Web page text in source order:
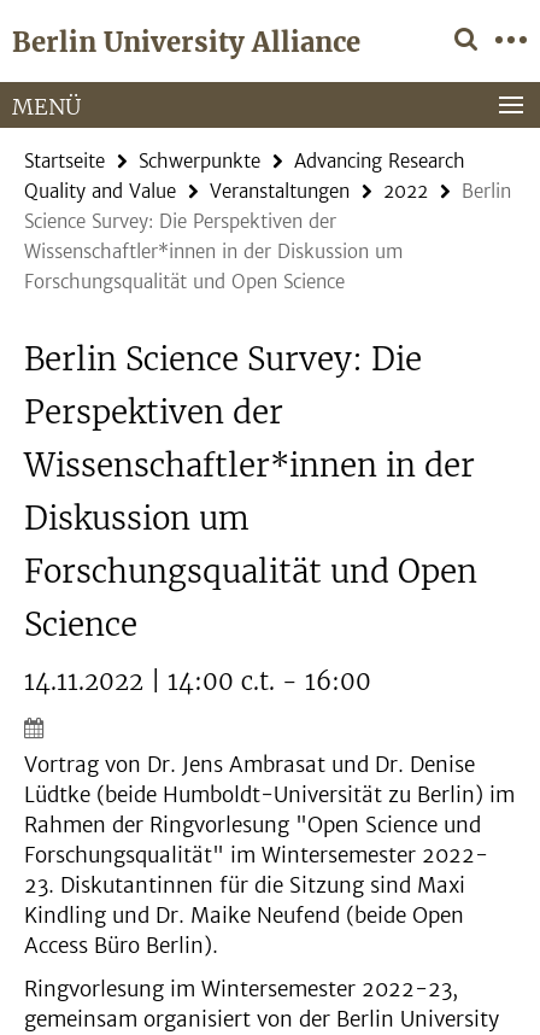
direkt
Inhalt
Berlin University Alliance
Service-
Navigation
MENÜ
Startseite Schwerpunkte
Advancing Research
Quality and Value
Veranstaltungen 2022
Berlin
Science Survey: Die Perspektiven der
Wissenschaftler*innen in der Diskussion um
Forschungsqualität und Open Science
Berlin Science Survey: Die
Perspektiven der
Wissenschaftler*innen in der
Diskussion um
Forschungsqualität und Open
Science
14.11.2022 | 14:00 c.t. - 16:00
Vortrag von Dr. Jens Ambrasat und Dr. Denise
Lüdtke (beide Humboldt-Universität zu Berlin) im
Rahmen der Ringvorlesung "Open Science und
Forschungsqualität" im Wintersemester 2022-
23. Diskutantinnen für die Sitzung sind Maxi
Kindling und Dr. Maike Neufend (beide Open
Access Büro Berlin).
Ringvorlesung im Wintersemester 2022-23,
gemeinsam organisiert von der Berlin University